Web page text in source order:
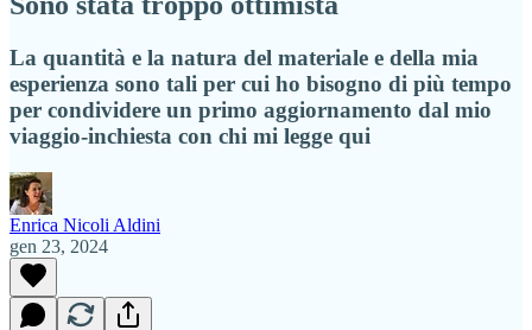
La quantità e la natura del materiale e della mia
esperienza sono tali per cui ho bisogno di più tempo
per condividere un primo aggiornamento dal mio
viaggio-inchiesta con chi mi legge qui
Enrica Nicoli Aldini
gen 23, 2024